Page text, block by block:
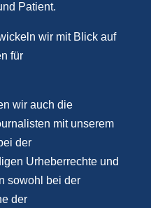
Patient.
wir mit Blick auf
für
wir auch die
mit unserem
der
Urheberrechte und
sowohl bei der
der